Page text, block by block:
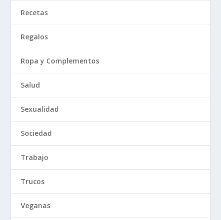
Recetas
Regalos
Ropa y Complementos
Salud
Sexualidad
Sociedad
Trabajo
Trucos
Veganas